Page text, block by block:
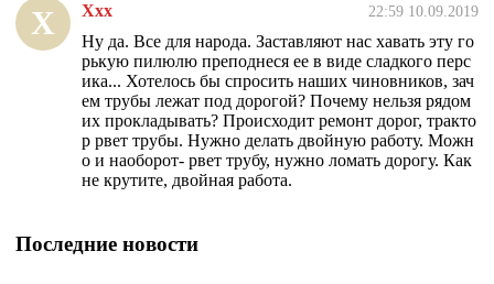
Х Ххх 22:59 10.09.2019
Ну да. Все для народа. Заставляют нас хавать эту го
рькую пилюлю преподнеся ее в виде сладкого перс
ика... Хотелось бы спросить наших чиновников, зач
ем трубы лежат под дорогой? Почему нельзя рядом
их прокладывать? Происходит ремонт дорог, тракто
р рвет трубы. Нужно делать двойную работу. Можн
о и наоборот- рвет трубу, нужно ломать дорогу. Как
не крутите, двойная работа.
Последние новости